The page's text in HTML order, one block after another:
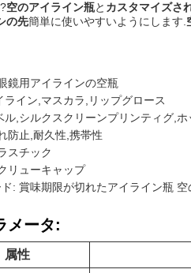
空のアイライン瓶と カスタマイズさ
の先簡単に使いやすいようにします.
鏡用アイラインの空瓶
ライン,マスカラ,リップグロース
ル,シルクスクリーンプリンティグ,
防止,耐久性,携帯性
スチック
リューキャップ
: 賞味期限が切れたアイライン瓶
メータ:
属性